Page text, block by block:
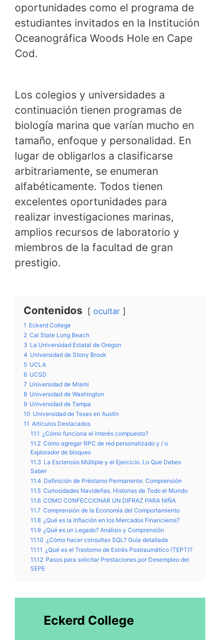
oportunidades como el programa de
estudiantes invitados en la Institución
Oceanográfica Woods Hole en Cape
Cod.
Los colegios y universidades a
continuación tienen programas de
biología marina que varían mucho en
tamaño, enfoque y personalidad. En
lugar de obligarlos a clasificarse
arbitrariamente, se enumeran
alfabéticamente. Todos tienen
excelentes oportunidades para
realizar investigaciones marinas,
amplios recursos de laboratorio y
miembros de la facultad de gran
prestigio.
Contenidos ocultar
1 Eckerd College
2 Cal State Long Beach
3 La Universidad Estatal de Oregon
4 Universidad de Stony Brook
5 UCLA
6 UCSD
7 Universidad de Miami
8 Universidad de Washington
9 Universidad de Tampa
10 Universidad de Texas en Austin
11 Artículos Destacados
11.1 ¿Cómo funciona el interés compuesto?
11.2 Cómo agregar RPC de red personalizado y / o
Explorador de bloques
11.3 La Esclerosis Múltiple y el Ejercicio. Lo Que Debes
Saber
11.4 Definición de Préstamo Permanente. Comprensión
11.5 Curiosidades Navideñas. Historias de Todo el Mundo
11.6 COMO CONFECCIONAR UN DIFRAZ PARA NIÑA
11.7 Comprensión de la Economía del Comportamiento
11.8 ¿Qué es la Inflación en los Mercados Financieros?
11.9 ¿Qué es un Legado? Análisis y Comprensión
11.10 ¿Cómo hacer consultas SQL? Guía detallada
11.11 ¿Qué es el Trastorno de Estrés Postraumático (TEPT)?
11.12 Pasos para solicitar Prestaciones por Desempleo del
SEPE
Eckerd College